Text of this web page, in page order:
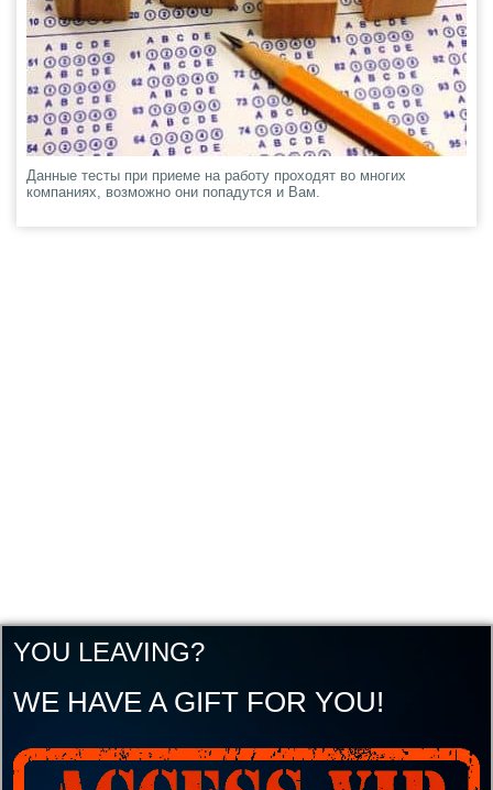
Данные тесты при приеме на работу проходят во многих
компаниях, возможно они попадутся и Вам.
YOU LEAVING?
WE HAVE A GIFT FOR YOU!